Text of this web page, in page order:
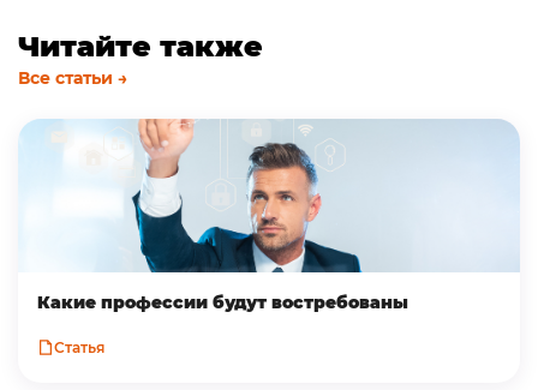
Читайте также
Все статьи →
Какие профессии будут востребованы
Статья